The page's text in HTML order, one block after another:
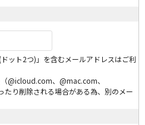
ット2つ)」を含むメールアドレスはご利
@icloud.com、@mac.com、
り削除される場合がある為、別のメー